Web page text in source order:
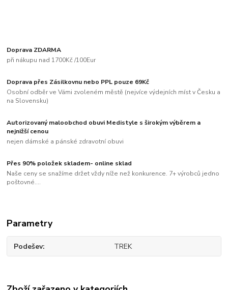
Doprava ZDARMA
při nákupu nad 1700Kč /100Eur
Doprava přes Zásilkovnu nebo PPL pouze 69Kč
Osobní odběr ve Vámi zvoleném městě (nejvíce výdejních míst v Česku a
na Slovensku)
Autorizovaný maloobchod obuvi Medistyle s širokým výběrem a
nejnižší cenou
nejen dámské a pánské zdravotní obuvi
Přes 90% položek skladem- online sklad
Naše ceny se snažíme držet vždy níže než konkurence. 7+ výrobců jedno
poštovné....
Parametry
Podešev TREK